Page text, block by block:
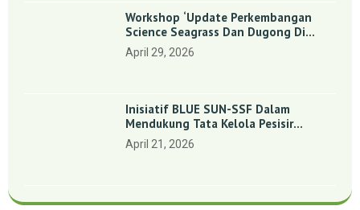
Workshop ‘Update Perkembangan
Science Seagrass Dan Dugong Di
Indonesia’: Perkuat Dasar Ilmiah Dan
Kolaborasi Konservasi
April 29, 2026
Inisiatif BLUE SUN-SSF Dalam
Mendukung Tata Kelola Pesisir
Melalui Pemetaan Partisipatif Di
Enam Desa Kepulauan Riau
April 21, 2026